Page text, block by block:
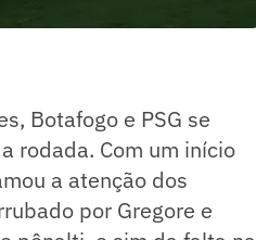
Botafogo e PSG se
rodada. Com um início
a atenção dos
por Gregore e